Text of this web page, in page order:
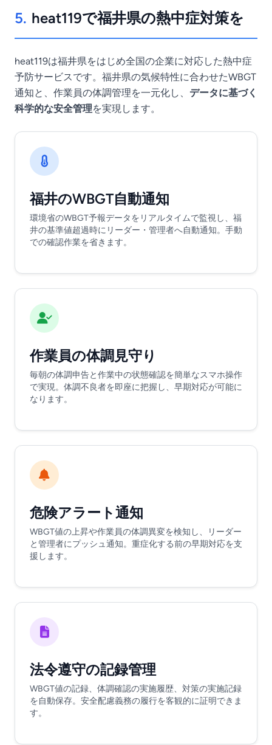
5. heat119で福井県の熱中症対策を
heat119は福井県をはじめ全国の企業に対応した熱中症
予防サービスです。福井県の気候特性に合わせたWBGT
通知と、作業員の体調管理を一元化し、 データに基づく
科学的な安全管理を実現します。
福井のWBGT自動通知
環境省のWBGT予報データをリアルタイムで監視し、福
井の基準値超過時にリーダー・管理者へ自動通知。手動
での確認作業を省きます。
作業員の体調見守り
毎朝の体調申告と作業中の状態確認を簡単なスマホ操作
で実現。体調不良者を即座に把握し、早期対応が可能に
なります。
危険アラート通知
WBGT値の上昇や作業員の体調異変を検知し、リーダー
と管理者にプッシュ通知。重症化する前の早期対応を支
援します。
法令遵守の記録管理
WBGT値の記録、体調確認の実施履歴、対策の実施記録
を自動保存。安全配慮義務の履行を客観的に証明できま
す。